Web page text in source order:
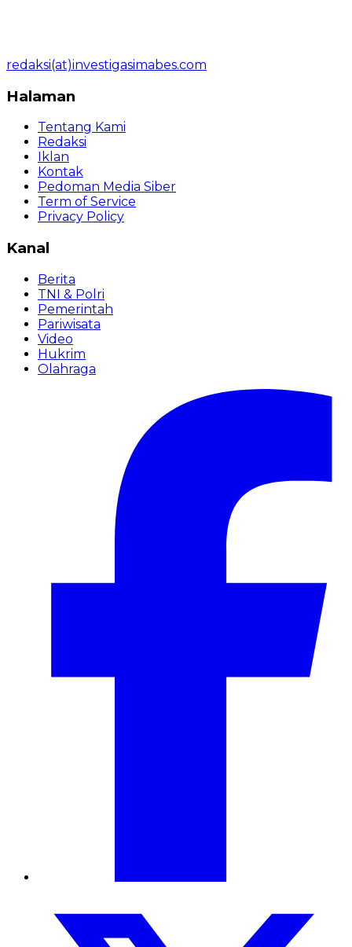
redaksi(at)investigasimabes.com
Halaman
Tentang Kami
Redaksi
Iklan
Kontak
Pedoman Media Siber
Term of Service
Privacy Policy
Kanal
Berita
TNI & Polri
Pemerintah
Pariwisata
Video
Hukrim
Olahraga